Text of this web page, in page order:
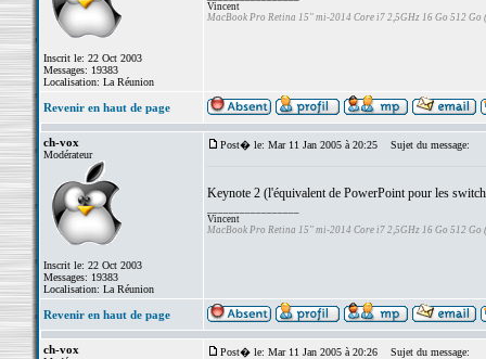
Inscrit le: 22 Oct 2003
Messages: 19383
Localisation: La Réunion
Vincent
MacBook Pro Retina 15" mi-2014 Core i7 2,5GHz 16 Go 512 Go
Revenir en haut de page
ch-vox
Modérateur
Inscrit le: 22 Oct 2003
Messages: 19383
Localisation: La Réunion
Post� le: Mar 11 Jan 2005 à 20:25 Sujet du message:
Keynote 2 (l'équivalent de PowerPoint pour les
Vincent
MacBook Pro Retina 15" mi-2014 Core i7 2,5GHz 16 Go 512 Go
Revenir en haut de page
ch-vox Post� le: Mar 11 Jan 2005 à 20:26 Sujet du message: